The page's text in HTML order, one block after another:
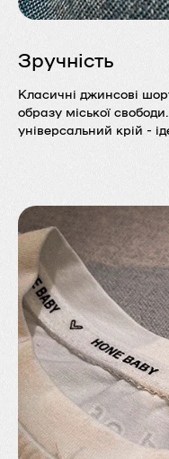
Зручність
Класичні джинсові
образу міської
універсальний крій -